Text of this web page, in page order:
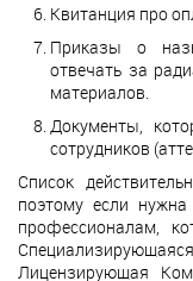
Квитанция про
Приказы о
отвечать за
материалов.
Документы,
сотрудников
Список
поэтому если
профессионалам,
Лицензирующая